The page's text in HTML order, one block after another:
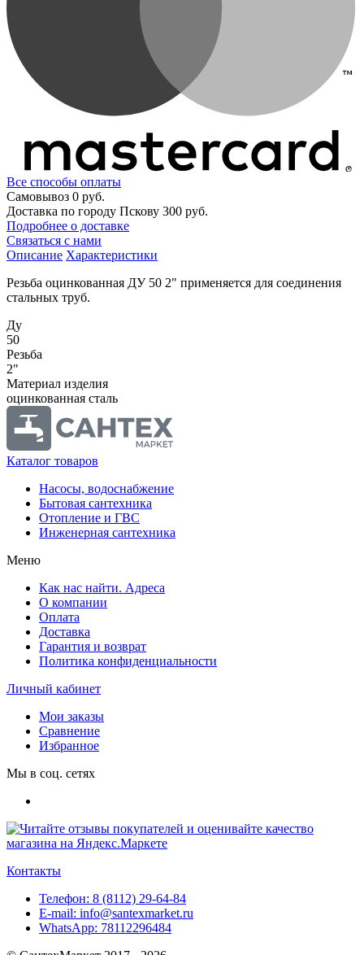
Все способы оплаты
Самовывоз 0 руб.
Доставка по городу Пскову 300 руб.
Подробнее о доставке
Связаться с нами
Описание Характеристики
Резьба оцинкованная ДУ 50 2" применяется для соединения
стальных труб.
Ду
50
Резьба
2"
Материал изделия
оцинкованная сталь
Каталог товаров
Насосы, водоснабжение
Бытовая сантехника
Отопление и ГВС
Инженерная сантехника
Меню
Как нас найти. Адреса
О компании
Оплата
Доставка
Гарантия и возврат
Политика конфиденциальности
Личный кабинет
Мои заказы
Сравнение
Избранное
Мы в соц. сетях
Контакты
Телефон: 8 (8112) 29-64-84
E-mail: info@santexmarket.ru
WhatsApp: 78112296484